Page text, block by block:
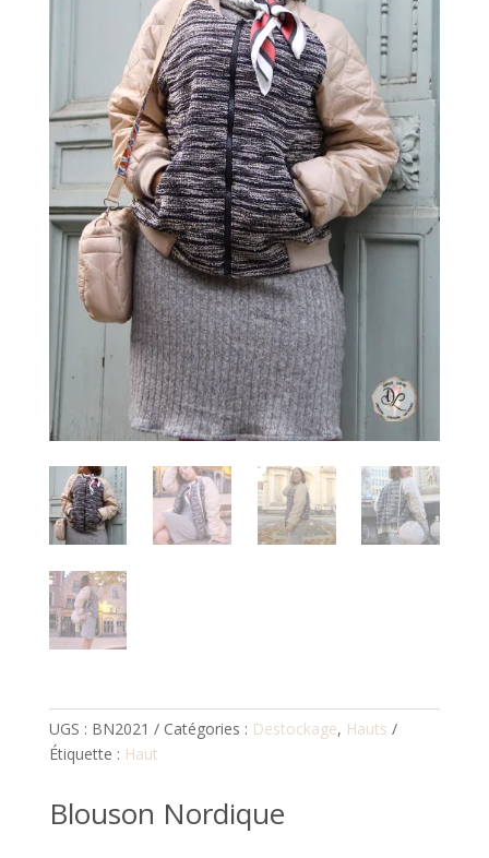
UGS : BN2021 Catégories : Destockage, Hauts
Étiquette : Haut
Blouson Nordique